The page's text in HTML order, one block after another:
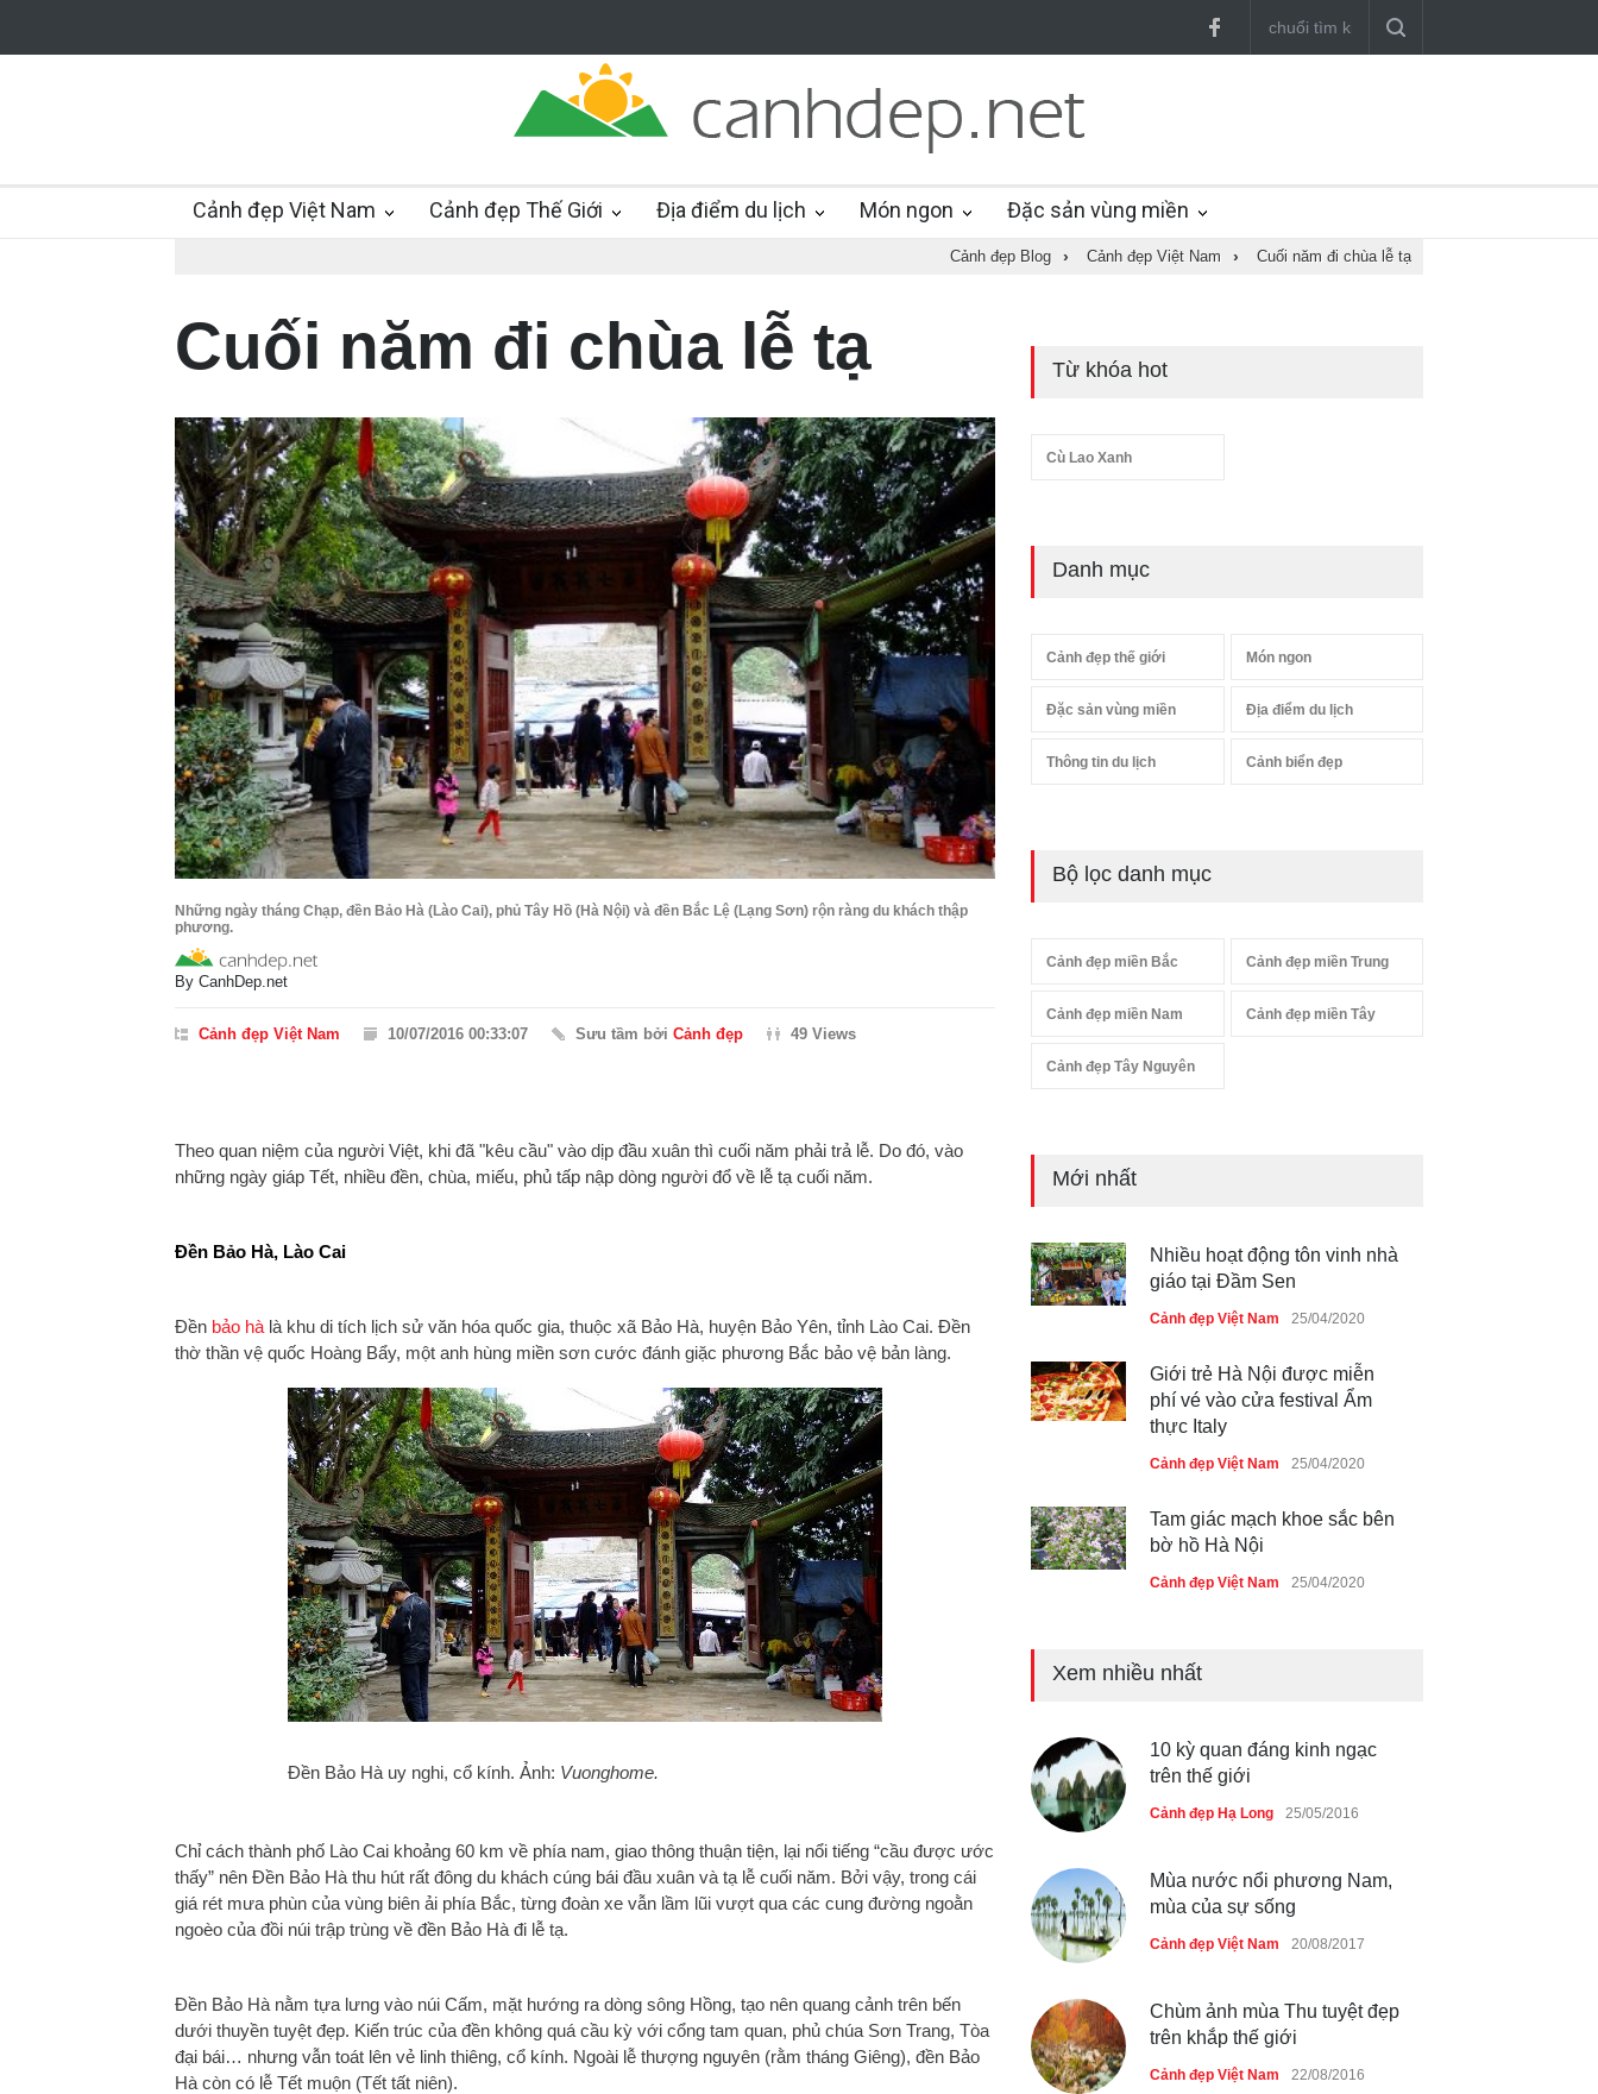
Cảnh đẹp Việt Nam Cảnh đẹp Thế Giới Địa điểm du lịch Món ngon Đặc sản vùng miền
Cảnh đẹp Blog › Cảnh đẹp Việt Nam › Cuối năm đi chùa lễ tạ
Cuối năm đi chùa lễ tạ
Những ngày tháng Chạp, đền Bảo Hà (Lào Cai), phủ Tây Hồ (Hà Nội) và đền Bắc Lệ (Lạng Sơn) rộn ràng du khách thập
phương.
By CanhDep.net
Cảnh đẹp Việt Nam 10/07/2016 00:33:07 Sưu tầm bởi Cảnh đẹp 49 Views
Theo quan niệm của người Việt, khi đã "kêu cầu" vào dịp đầu xuân thì cuối năm phải trả lễ. Do đó, vào
những ngày giáp Tết, nhiều đền, chùa, miếu, phủ tấp nập dòng người đổ về lễ tạ cuối năm.
Đền Bảo Hà, Lào Cai
Đền bảo hà là khu di tích lịch sử văn hóa quốc gia, thuộc xã Bảo Hà, huyện Bảo Yên, tỉnh Lào Cai. Đền
thờ thần vệ quốc Hoàng Bẩy, một anh hùng miền sơn cước đánh giặc phương Bắc bảo vệ bản làng.
Đền Bảo Hà uy nghi, cổ kính. Ảnh: Vuonghome.
Chỉ cách thành phố Lào Cai khoảng 60 km về phía nam, giao thông thuận tiện, lại nổi tiếng “cầu được ước
thấy” nên Đền Bảo Hà thu hút rất đông du khách cúng bái đầu xuân và tạ lễ cuối năm. Bởi vậy, trong cái
giá rét mưa phùn của vùng biên ải phía Bắc, từng đoàn xe vẫn lầm lũi vượt qua các cung đường ngoằn
ngoèo của đồi núi trập trùng về đền Bảo Hà đi lễ tạ.
Đền Bảo Hà nằm tựa lưng vào núi Cấm, mặt hướng ra dòng sông Hồng, tạo nên quang cảnh trên bến
dưới thuyền tuyệt đẹp. Kiến trúc của đền không quá cầu kỳ với cổng tam quan, phủ chúa Sơn Trang, Tòa
đại bái… nhưng vẫn toát lên vẻ linh thiêng, cổ kính. Ngoài lễ thượng nguyên (rằm tháng Giêng), đền Bảo
Hà còn có lễ Tết muộn (Tết tất niên).
Từ khóa hot
Cù Lao Xanh
Danh mục
Cảnh đẹp thế giới Món ngon
Đặc sản vùng miền Địa điểm du lịch
Thông tin du lịch Cảnh biển đẹp
Bộ lọc danh mục
Cảnh đẹp miền Bắc Cảnh đẹp miền Trung
Cảnh đẹp miền Nam Cảnh đẹp miền Tây
Cảnh đẹp Tây Nguyên
Mới nhất
Nhiều hoạt động tôn vinh nhà
giáo tại Đầm Sen
Cảnh đẹp Việt Nam 25/04/2020
Giới trẻ Hà Nội được miễn
phí vé vào cửa festival Ẩm
thực Italy
Cảnh đẹp Việt Nam 25/04/2020
Tam giác mạch khoe sắc bên
bờ hồ Hà Nội
Cảnh đẹp Việt Nam 25/04/2020
du lịch quốc gia
Những món ăn đồng quê dân
dã ở Sài Gòn
Cảnh đẹp Việt Nam 25/04/2020
Xem nhiều nhất
10 kỳ quan đáng kinh ngạc
trên thế giới
Cảnh đẹp Hạ Long 25/05/2016
Mùa nước nổi phương Nam,
mùa của sự sống
Cảnh đẹp Việt Nam 20/08/2017
Chùm ảnh mùa Thu tuyệt đẹp
trên khắp thế giới
Cảnh đẹp Việt Nam 22/08/2016